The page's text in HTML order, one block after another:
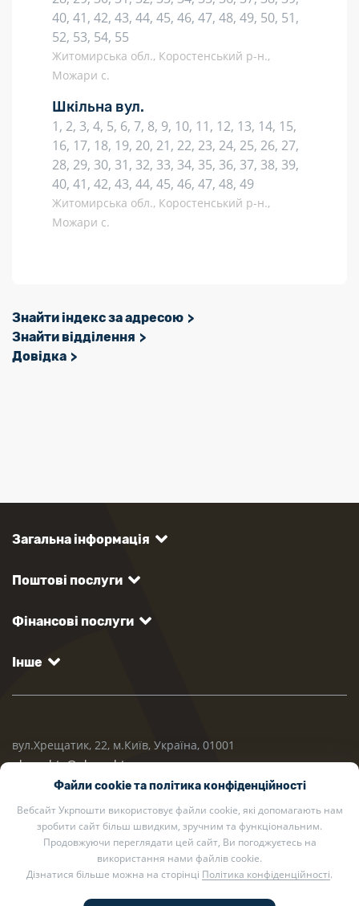
40, 41, 42, 43, 44, 45, 46, 47, 48, 49, 50, 51,
52, 53, 54, 55
Житомирська обл., Коростенський р-н.,
Можари с.
Шкільна вул.
1, 2, 3, 4, 5, 6, 7, 8, 9, 10, 11, 12, 13, 14, 15,
16, 17, 18, 19, 20, 21, 22, 23, 24, 25, 26, 27,
28, 29, 30, 31, 32, 33, 34, 35, 36, 37, 38, 39,
40, 41, 42, 43, 44, 45, 46, 47, 48, 49
Житомирська обл., Коростенський р-н.,
Можари с.
Знайти індекс за адресою
Знайти відділення
Довідка
Загальна інформація
Поштові послуги
Фінансові послуги
Інше
вул.Хрещатик, 22, м.Київ, Україна, 01001
ukrposhta@ukrposhta.ua
Файли cookie та політика конфіденційності
Вебсайт Укрпошти використовує файли cookie, які допомагають нам
зробити сайт більш швидким, зручним та функціональним.
Продовжуючи переглядати цей сайт, Ви погоджуєтесь на
використання нами файлів cookie.
Дізнатися більше можна на сторінці Політика конфіденційності.